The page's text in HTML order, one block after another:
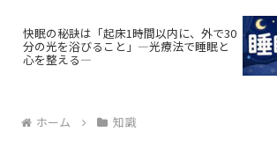
快眠の秘訣は「起床1時間以内に、外で30
分の光を浴びること」―光療法で睡眠と
心を整える―
ホーム 知識